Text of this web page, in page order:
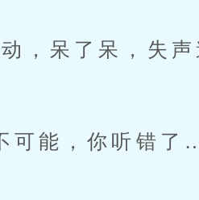
呆了呆，失声
能，你听错了